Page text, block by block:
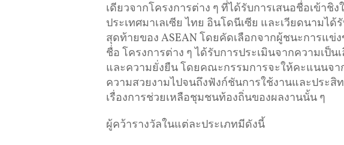
เดียวจากโครงการต่าง ๆ ที่ได้รับการเสนอชื่อเข้าชิ
ประเทศมาเลเซีย ไทย อินโดนีเซีย และเวียดนามได้
สุดท้ายของ ASEAN โดยคัดเลือกจากผู้ชนะการแข่
ชื่อ โครงการต่าง ๆ ได้รับการประเมินจากความเป็
และความยั่งยืน โดยคณะกรรมการจะให้คะแนนจ
ความสวยงามไปจนถึงฟังก์ชันการใช้งานและประสิ
เรื่องการช่วยเหลือชุมชนท้องถิ่นของผลงานนั้น ๆ
ผู้คว้ารางวัลในแต่ละประเภทมีดังนี้